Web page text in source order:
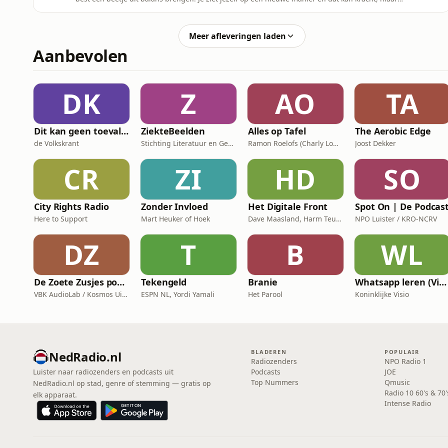
podcast&nbsp;Zwanger: Van Buik Tot Baby is
Meer afleveringen laden
Aanbevolen
DK
Dit kan geen toeval zijn
de Volkskrant
Z
ZiekteBeelden
Stichting Literatuur en Geneeskunde
AO
Alles op Tafel
Ramon Roelofs (Charly Lownoise)
TA
The Aerobic Edge
Joost Dekker
CR
City Rights Radio
Here to Support
ZI
Zonder Invloed
Mart Heuker of Hoek
HD
Het Digitale Front
Dave Maasland, Harm Teunis / Corti Media
SO
Spot On | De
NPO Luister / KRO-NCRV
DZ
De Zoete Zusjes podcast
VBK AudioLab / Kosmos Uitgevers
T
Tekengeld
ESPN NL, Yordi Yamali
B
Branie
Het Parool
WL
Whatsapp leren (Visio Podcast)
Koninklijke Visio
NedRadio.nl
Luister naar radiozenders en podcasts uit
NedRadio.nl op stad, genre of stemming — gratis op
elk apparaat.
BLADEREN
Radiozenders
Podcasts
Top Nummers
POPULAIR
NPO Radio 1
JOE
Qmusic
Radio 10 60's &
Intense Radio